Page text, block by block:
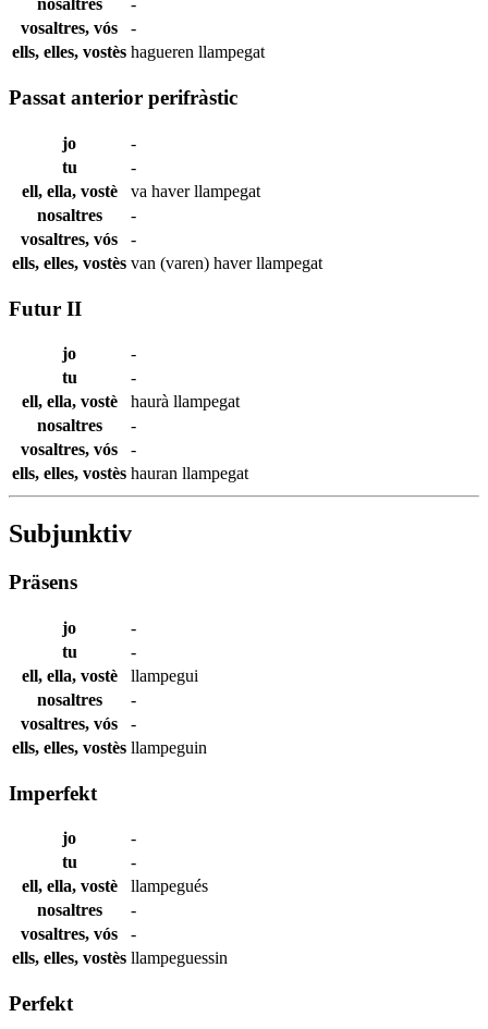
nosaltres
-
vosaltres, vós
-
ells, elles, vostès hagueren llampegat
Passat anterior perifràstic
jo
-
tu
-
ell, ella, vostè
va haverllampegat
nosaltres
-
vosaltres, vós
-
ells, elles, vostès van (varen) haverllampegat
Futur II
jo
-
tu
-
ell, ella, vostè
haurà llampegat
nosaltres
-
vosaltres, vós
-
ells, elles, vostès hauran llampegat
Subjunktiv
Präsens
jo
-
tu
-
ell, ella, vostè
llampegui
nosaltres
-
vosaltres, vós
-
ells, elles, vostès llampeguin
Imperfekt
jo
-
tu
-
ell, ella, vostè
llampegués
nosaltres
-
vosaltres, vós
-
ells, elles, vostès llampeguessin
Perfekt